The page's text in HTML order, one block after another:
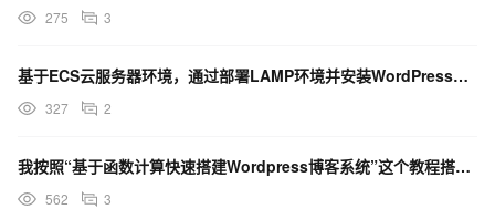
275 3
基于ECS云服务器环境，通过部署LAMP环境并安装WordPress快速搭建个人博客
327 2
我按照“基于函数计算快速搭建Wordpress博客系统”这个教程搭建了一个基于函数计算+NAS存储的
562 3